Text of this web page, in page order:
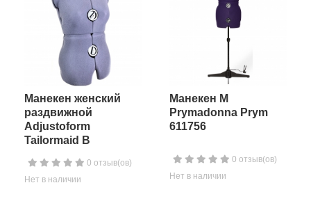
Манекен женский
раздвижной
Adjustoform
Tailormaid B
0 отзыв(ов)
Нет в наличии
Манекен М
Prymadonna Prym
611756
0 отзыв(ов)
Нет в наличии